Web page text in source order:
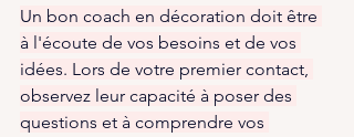
Un bon coach en décoration doit être
à l'écoute de vos besoins et de vos
idées. Lors de votre premier contact,
observez leur capacité à poser des
questions et à comprendre vos